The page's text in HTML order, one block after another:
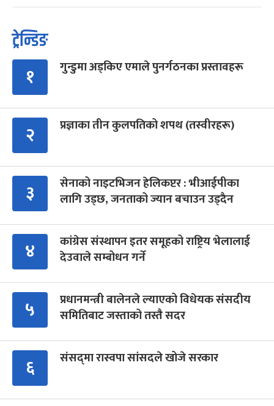
ट्रेन्डिङ
१ गुन्डुमा अड्किए एमाले पुनर्गठनका प्रस्तावहरू
२ प्रज्ञाका तीन कुलपतिको शपथ (तस्वीरहरू)
३
सेनाको नाइटभिजन हेलिकप्टर : भीआईपीका
लागि उड्छ, जनताको ज्यान बचाउन उड्दैन
४
कांग्रेस संस्थापन इतर समूहको राष्ट्रिय भेलालाई
देउवाले सम्बोधन गर्ने
५
प्रधानमन्त्री बालेनले ल्याएको विधेयक संसदीय
समितिबाट जस्ताको तस्तै सदर
६ संसद्‍मा रास्वपा सांसदले खोजे सरकार